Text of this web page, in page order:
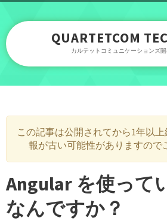
QUARTETCOM
カルテットコミュニケーションズ
この記事は公開されてから1年以
報が古い可能性がありますので
Angular を使って
なんですか？